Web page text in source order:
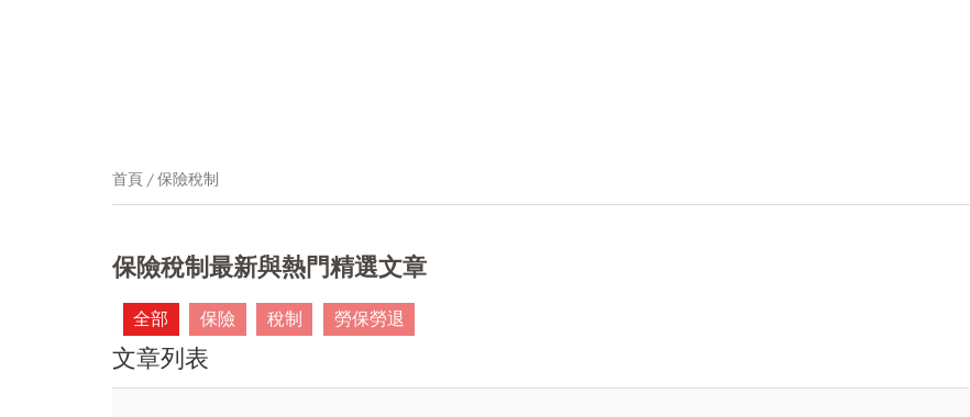
首頁 保險稅制
保險稅制最新與熱門精選文章
全部 保險 稅制 勞保勞退
文章列表